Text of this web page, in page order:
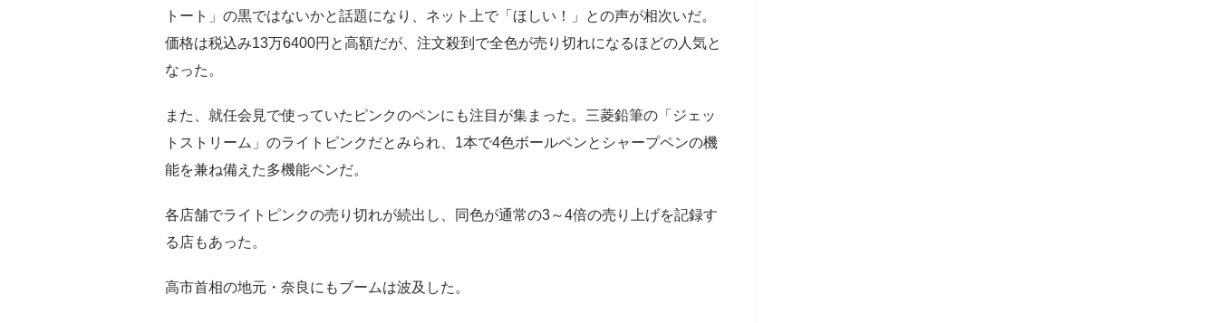
トート」の黒ではないかと話題になり、ネット上で「ほしい！」との声が相次いだ。
価格は税込み13万6400円と高額だが、注文殺到で全色が売り切れになるほどの人気と
なった。
また、就任会見で使っていたピンクのペンにも注目が集まった。三菱鉛筆の「ジェッ
トストリーム」のライトピンクだとみられ、1本で4色ボールペンとシャープペンの機
能を兼ね備えた多機能ペンだ。
各店舗でライトピンクの売り切れが続出し、同色が通常の3～4倍の売り上げを記録す
る店もあった。
高市首相の地元・奈良にもブームは波及した。